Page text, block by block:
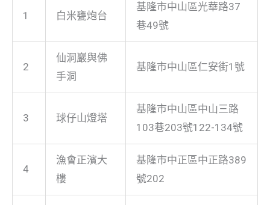
1 白米甕炮台
基隆市中山區光華路37
巷49號
2
仙洞巖與佛
手洞
基隆市中山區仁安街1號
3 球仔山燈塔
基隆市中山區中山三路
103巷203號122-134號
4
漁會正濱大
樓
基隆市中正區中正路389
號202